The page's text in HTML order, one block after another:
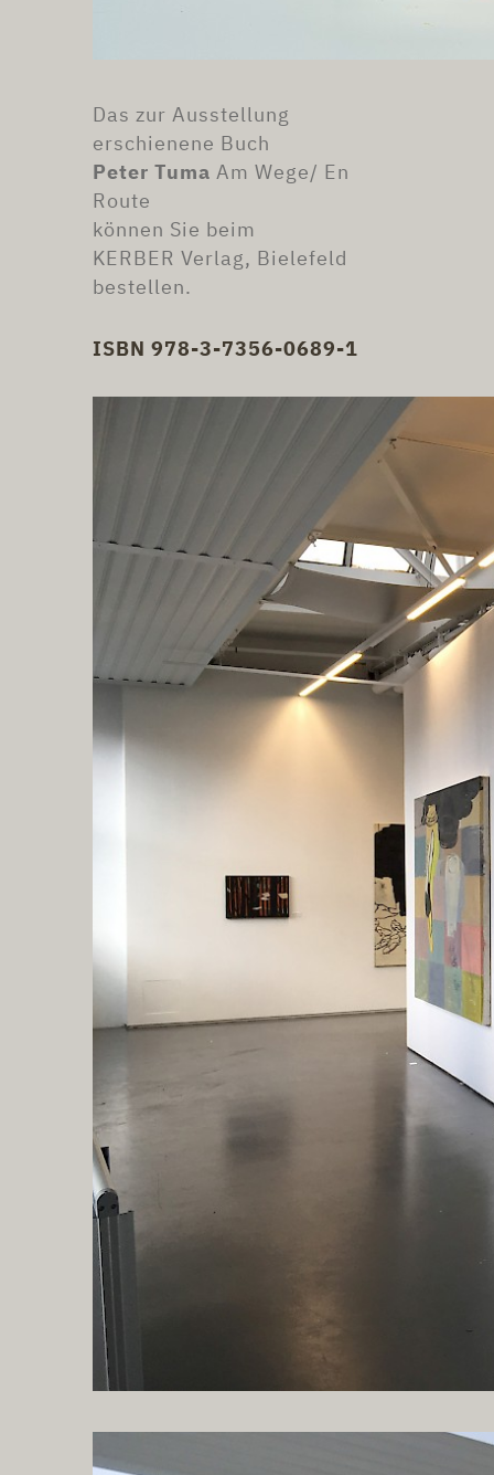
Das zur Ausstellung
erschienene Buch
Peter Tuma Am Wege/ En
Route
können Sie beim
KERBER Verlag, Bielefeld
bestellen.
ISBN 978-3-7356-0689-1